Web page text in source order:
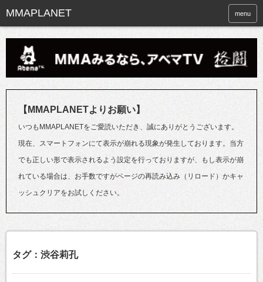
menu
【MMAPLANETよりお願い】
いつもMMAPLANETをご愛読いただき、誠にありがとうございます。
現在、スマートフォンにて表示が崩れる現象が発生しております。当方
でも正しい形で表示されるよう設定を行っておりますが、もし表示が崩
れている場合は、お手数ですがページの再読み込み（リロード）かキャ
ッシュクリアをお試しください。
タグ：渋谷莉孔